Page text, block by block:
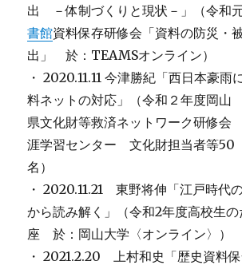
出 －体制づくりと現状－」（令和
書館資料保存研修会「資料の防災・
出」 於：TEAMSオンライン）
・ 2020.11.11 今津勝紀「西日本豪雨
料ネットの対応」（令和２年度岡山
県文化財等救済ネットワーク研修
涯学習センター 文化財担当者等50
名）
・ 2020.11.21 東野将伸「江戸時代
から読み解く」（令和2年度高校生
座 於：岡山大学〈オンライン〉）
・ 2021.2.20 上村和史「歴史資料